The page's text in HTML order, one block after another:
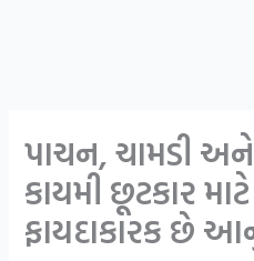
પાચન, ચામડી અને
કાયમી છૂટકાર
ફાયદાકારક છે